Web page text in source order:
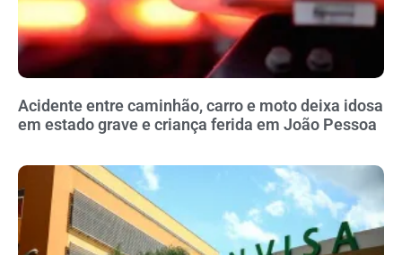
Acidente entre caminhão, carro e moto deixa idosa
em estado grave e criança ferida em João Pessoa